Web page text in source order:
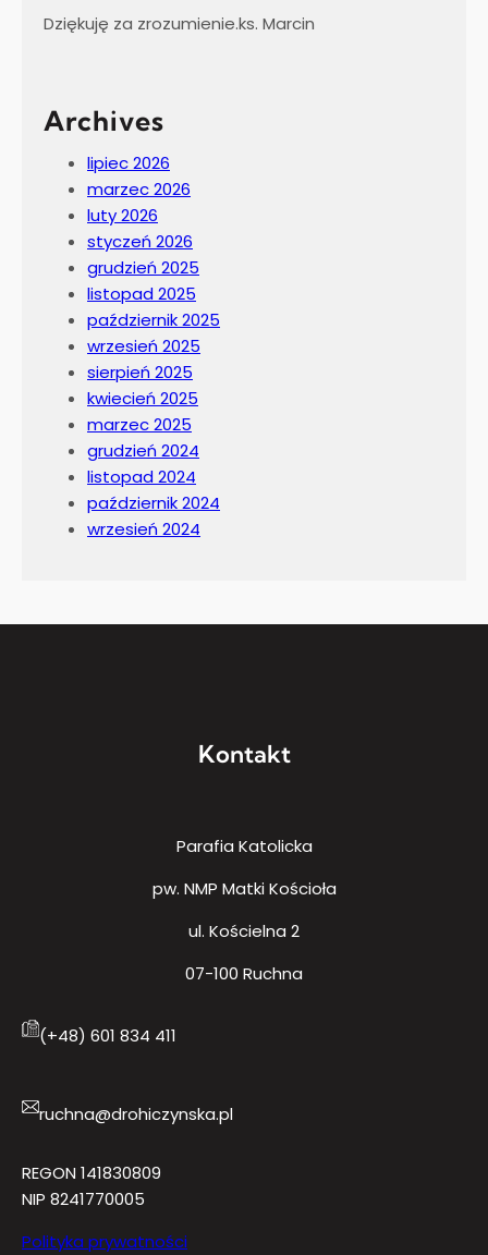
Dziękuję za zrozumienie.ks. Marcin
Archives
lipiec 2026
marzec 2026
luty 2026
styczeń 2026
grudzień 2025
listopad 2025
październik 2025
wrzesień 2025
sierpień 2025
kwiecień 2025
marzec 2025
grudzień 2024
listopad 2024
październik 2024
wrzesień 2024
Kontakt
Parafia Katolicka
pw. NMP Matki Kościoła
ul. Kościelna 2
07-100 Ruchna
(+48) 601 834 411
ruchna@drohiczynska.pl
REGON 141830809
NIP 8241770005
Polityka prywatności